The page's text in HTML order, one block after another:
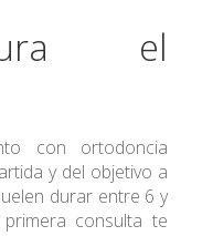
el
con ortodoncia
y del objetivo a
durar entre 6 y
consulta te